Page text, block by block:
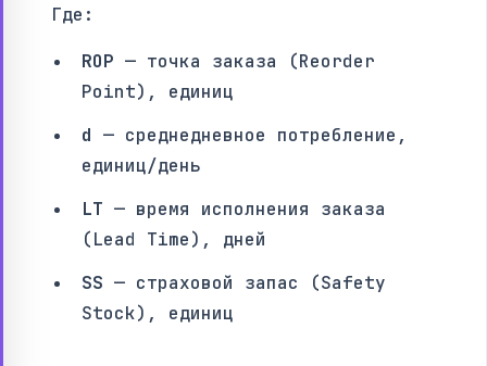
Где:
ROP — точка заказа (Reorder
Point), единиц
d — среднедневное потребление,
единиц/день
LT — время исполнения заказа
(Lead Time), дней
SS — страховой запас (Safety
Stock), единиц